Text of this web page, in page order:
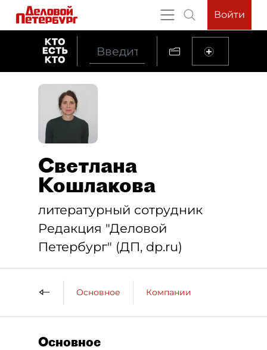
Войти
Светлана
Кошлакова
литературный сотрудник
Редакция "Деловой
Петербург" (ДП, dp.ru)
Основное Компании
Основное